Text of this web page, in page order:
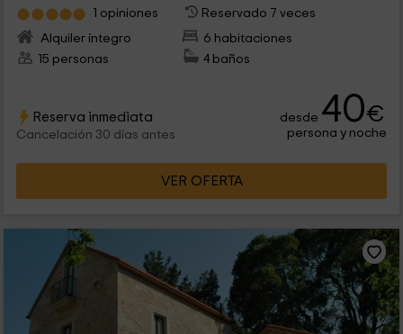
1 opiniones
Reservado 7 veces
Alquiler íntegro
6 habitaciones
15 personas
4 baños
Reserva inmediata
Cancelación 30 días antes
desde 40€
persona y noche
VER OFERTA